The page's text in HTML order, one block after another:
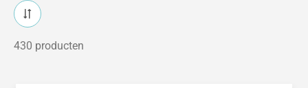
430 producten